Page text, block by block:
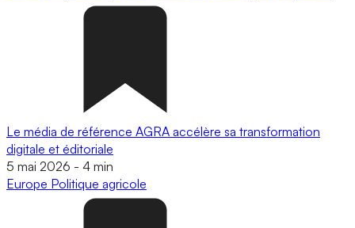
Le média de référence AGRA accélère sa transformation
digitale et éditoriale
5 mai 2026 - 4 min
Europe Politique agricole